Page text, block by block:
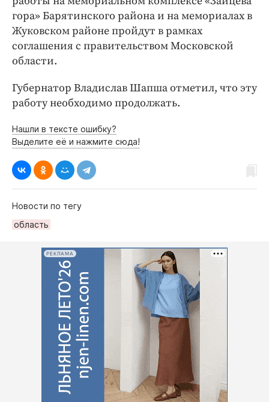
гора» Барятинского района и на мемориалах в
Жуковском районе пройдут в рамках
соглашения с правительством Московской
области.
Губернатор Владислав Шапша отметил, что эту
работу необходимо продолжать.
Нашли в тексте ошибку?
Выделите её и нажмите сюда!
Новости по тегу
область
РЕКЛАМА